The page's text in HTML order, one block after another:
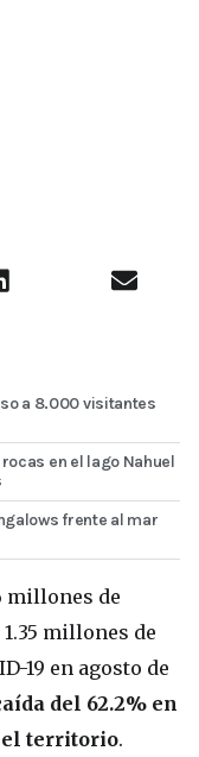
a 8.000 visitantes
en el lago Nahuel
frente al mar
millones de
millones de
19 en agosto de
del 62.2% en
el territorio.